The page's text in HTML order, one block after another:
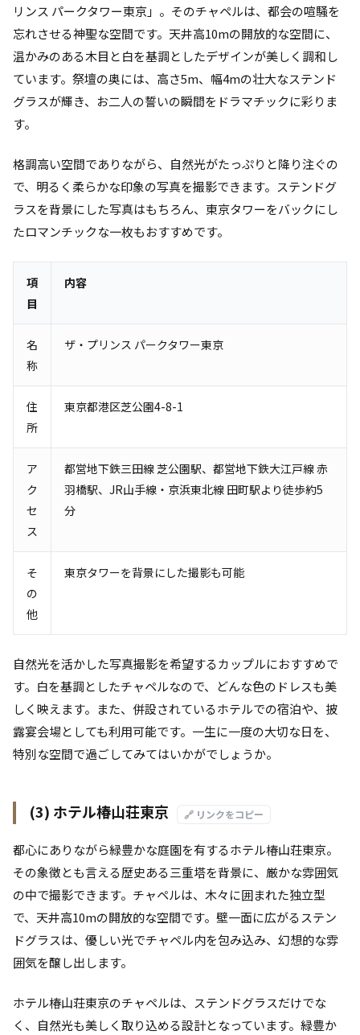
リンス パークタワー東京」。そのチャペルは、都会の喧騒を
忘れさせる神聖な空間です。天井高10mの開放的な空間に、
温かみのある木目と白を基調としたデザインが美しく調和し
ています。祭壇の奥には、高さ5m、幅4mの壮大なステンド
グラスが輝き、お二人の誓いの瞬間をドラマチックに彩りま
す。
格調高い空間でありながら、自然光がたっぷりと降り注ぐの
で、明るく柔らかな印象の写真を撮影できます。ステンドグ
ラスを背景にした写真はもちろん、東京タワーをバックにし
たロマンチックな一枚もおすすめです。
項
目
内容
名
称
ザ・プリンス パークタワー東京
住
所
東京都港区芝公園4-8-1
ア
ク
セ
ス
都営地下鉄三田線 芝公園駅、都営地下鉄大江戸線 赤
羽橋駅、JR山手線・京浜東北線 田町駅より徒歩約5
分
そ
の
他
東京タワーを背景にした撮影も可能
自然光を活かした写真撮影を希望するカップルにおすすめで
す。白を基調としたチャペルなので、どんな色のドレスも美
しく映えます。また、併設されているホテルでの宿泊や、披
露宴会場としても利用可能です。一生に一度の大切な日を、
特別な空間で過ごしてみてはいかがでしょうか。
(3) ホテル椿山荘東京 🔗 リンクをコピー
都心にありながら緑豊かな庭園を有するホテル椿山荘東京。
その象徴とも言える歴史ある三重塔を背景に、厳かな雰囲気
の中で撮影できます。チャペルは、木々に囲まれた独立型
で、天井高10mの開放的な空間です。壁一面に広がるステン
ドグラスは、優しい光でチャペル内を包み込み、幻想的な雰
囲気を醸し出します。
ホテル椿山荘東京のチャペルは、ステンドグラスだけでな
く、自然光も美しく取り込める設計となっています。緑豊か